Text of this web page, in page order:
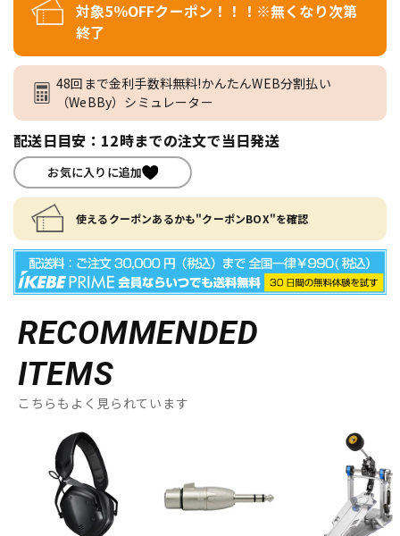
対象5％OFFクーポン！！！※無くなり次第
終了
48回まで金利手数料無料!かんたんWEB分割払い
（WeBBy）シミュレーター
配送日目安：12時までの注文で当日発送
お気に入りに追加
使えるクーポンあるかも"クーポンBOX"を確認
RECOMMENDED
ITEMS
こちらもよく見られています